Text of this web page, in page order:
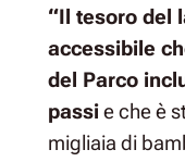
“Il tesoro del
accessibile
del Parco
passie che è
migliaia di